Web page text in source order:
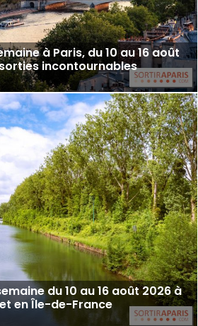
à Paris, du 10 au 16 août
incontournables
du 10 au 16 août 2026 à
en Île-de-France